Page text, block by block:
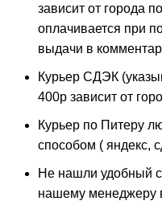
зависит от города
оплачивается при
выдачи в
Курьер СДЭК
400р зависит от
Курьер по Питеру
способом ( яндекс,
Не нашли удобный
нашему менеджеру